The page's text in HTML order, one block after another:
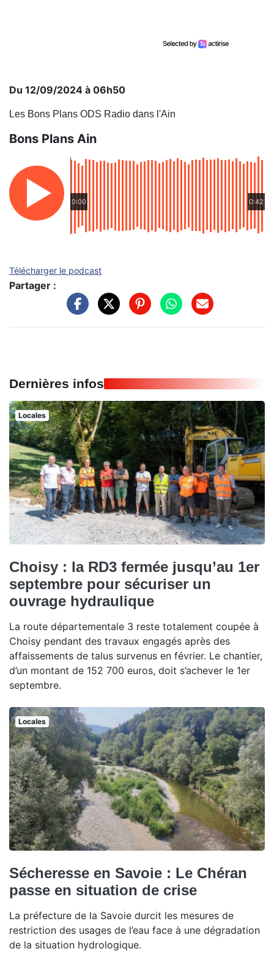
Du 12/09/2024 à 06h50
Les Bons Plans ODS Radio dans l'Ain
Bons Plans Ain
0:00 0:42
Télécharger le podcast
Partager :
Dernières infos
Locales
Choisy : la RD3 fermée jusqu’au 1er
septembre pour sécuriser un
ouvrage hydraulique
La route départementale 3 reste totalement coupée à
Choisy pendant des travaux engagés après des
affaissements de talus survenus en février. Le chantier,
d’un montant de 152 700 euros, doit s’achever le 1er
septembre.
Locales
Sécheresse en Savoie : Le Chéran
passe en situation de crise
La préfecture de la Savoie durcit les mesures de
restriction des usages de l’eau face à une dégradation
de la situation hydrologique.